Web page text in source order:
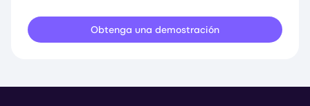
Obtenga una demostración